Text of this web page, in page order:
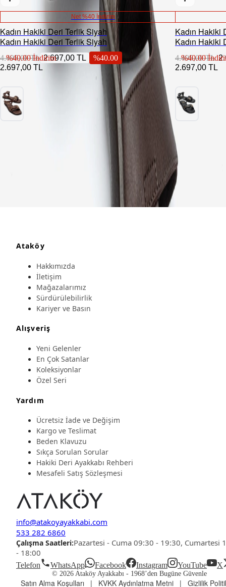
Net %40 İndirim
Kadın Hakiki Deri Terlik Siyah
Kadın Hakiki Deri Terlik Siyah
4.495,00 TL 2.697,00 TL %40.00
2.697,00 TL
%40.00İndirim
Kadın Hakiki
Kadın Hakiki
4.495,00 TL
2.697,00 TL
%40.00
Ataköy
Hakkımızda
İletişim
Mağazalarımız
Sürdürülebilirlik
Kariyer ve Basın
Alışveriş
Yeni Gelenler
En Çok Satanlar
Koleksiyonlar
Özel Seri
Yardım
Ücretsiz İade ve Değişim
Kargo ve Teslimat
Beden Klavuzu
Sıkça Sorulan Sorular
Hakiki Deri Ayakkabı Rehberi
Mesafeli Satış Sözleşmesi
info@atakoyayakkabi.com
533 282 6860
Çalışma Saatleri:Pazartesi - Cuma 09:30 - 19:30, Cumartesi
- 18:00
Telefon WhatsApp Facebook Instagram YouTube X
© 2026 Ataköy Ayakkabı - 1968’den Bugüne Güvenle
Satın Alma Koşulları | KVKK Aydınlatma Metni | Gizlilik